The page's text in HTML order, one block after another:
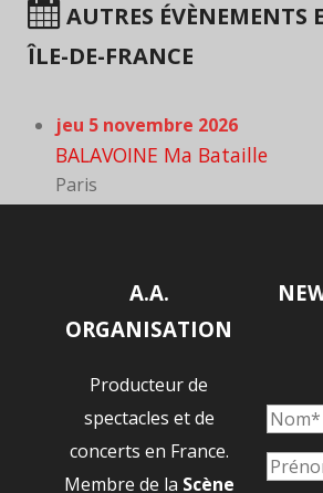
AUTRES ÉVÈNEMENTS
ÎLE-DE-FRANCE
jeu 5 novembre 2026
BALAVOINE Ma Bataille
Paris
A.A.
ORGANISATION
Producteur de
spectacles et de
concerts en France.
Membre de la Scène